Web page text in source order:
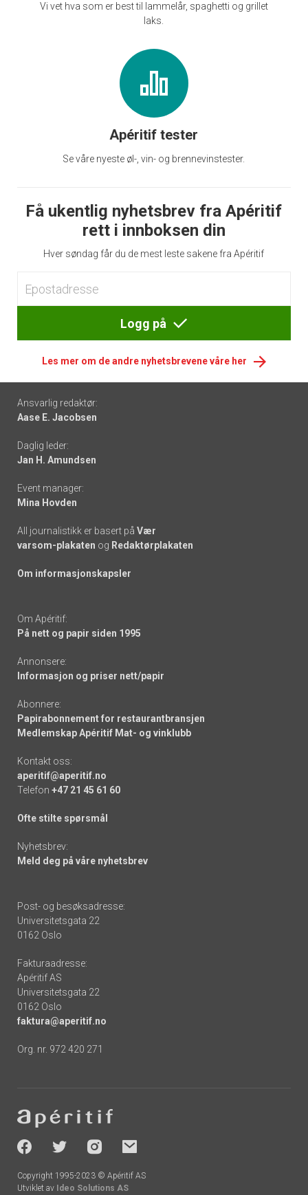
Vi vet hva som er best til lammelår, spaghetti og grillet
laks.
Apéritif tester
Se våre nyeste øl-, vin- og brennevinstester.
Få ukentlig nyhetsbrev fra Apéritif
rett i innboksen din
Hver søndag får du de mest leste sakene fra Apéritif
Logg på
Les mer om de andre nyhetsbrevene våre her
Footer
-
links
Ansvarlig redaktør:
Aase E. Jacobsen
Daglig leder:
Jan H. Amundsen
Event manager:
Mina Hovden
All journalistikk er basert på Vær
varsom-plakaten og Redaktørplakaten
Om informasjonskapsler
Om Apéritif:
På nett og papir siden 1995
Annonsere:
Informasjon og priser nett/papir
Abonnere:
Papirabonnement for restaurantbransjen
Medlemskap Apéritif Mat- og vinklubb
Kontakt oss:
aperitif@aperitif.no
Telefon +47 21 45 61 60
Ofte stilte spørsmål
Nyhetsbrev:
Meld deg på våre nyhetsbrev
Post- og besøksadresse:
Universitetsgata 22
0162 Oslo
Fakturaadresse:
Apéritif AS
Universitetsgata 22
0162 Oslo
faktura@aperitif.no
Org. nr. 972 420 271
-
socials
Copyright 1995-2023 © Apéritif AS
Utviklet av Ideo Solutions AS